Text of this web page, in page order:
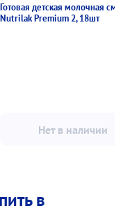
Готовая детская молочная смесь
Nutrilak Premium 2, 18шт
Нет в наличии
в